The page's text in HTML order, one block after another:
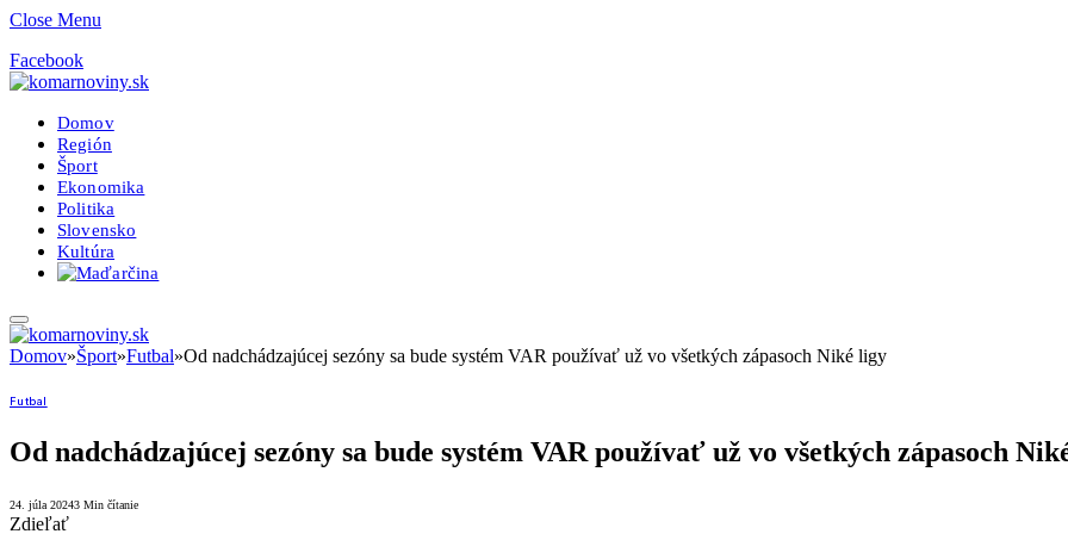
Close Menu
Facebook
Domov
Región
Šport
Ekonomika
Politika
Slovensko
Kultúra
Domov»Šport»Futbal»Od nadchádzajúcej sezóny sa bude systém VAR používať už vo všetkých zápasoch Niké ligy
Futbal
Od nadchádzajúcej sezóny sa bude systém VAR používať už vo všetkých zápasoch
24. júla 20243 Min čítanie
Zdieľať